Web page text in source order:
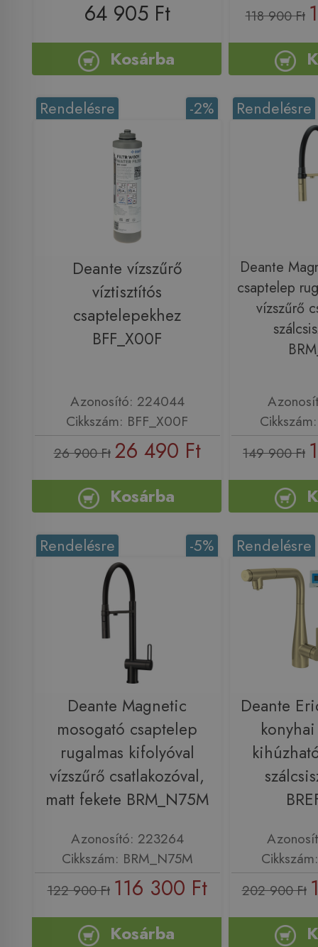
64 905 Ft
Kosárba
118 900 Ft
-2%
Rendelésre
Deante vízszűrő
víztisztítós
csaptelepekhez
BFF_X00F
Azonosító: 224044
Cikkszám: BFF_X00F
26 900 Ft 26 490 Ft
Kosárba
Rendelésre
Deante
csaptelep
vízszűrő
149 900 Ft
-5%
Rendelésre
Deante Magnetic
mosogató csaptelep
rugalmas kifolyóval
vízszűrő csatlakozóval,
matt fekete BRM_N75M
Azonosító: 223264
Cikkszám: BRM_N75M
122 900 Ft 116 300 Ft
Kosárba
Rendelésre
Deante
202 900 Ft